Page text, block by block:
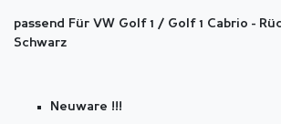
passend Für VW Golf 1 / Golf 1 Cabrio -
Schwarz
Neuware !!!